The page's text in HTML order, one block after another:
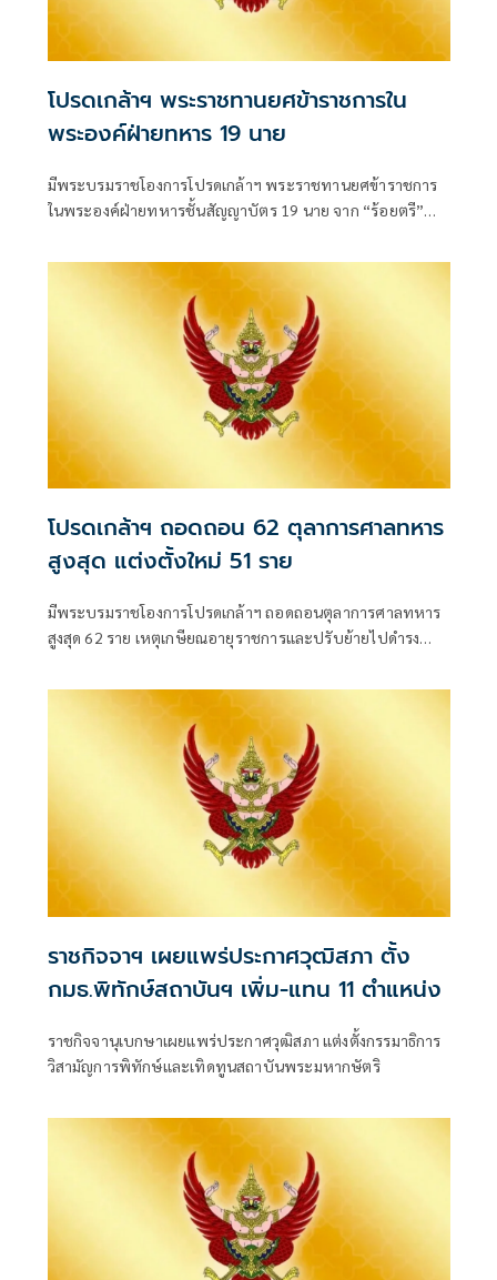
โปรดเกล้าฯ พระราชทานยศข้าราชการใน
พระองค์ฝ่ายทหาร 19 นาย
มีพระบรมราชโองการโปรดเกล้าฯ พระราชทานยศข้าราชการ
ในพระองค์ฝ่ายทหารชั้นสัญญาบัตร 19 นาย จาก “ร้อยตรี”
โปรดเกล้าฯ ถอดถอน 62 ตุลาการศาลทหาร
สูงสุด แต่งตั้งใหม่ 51 ราย
มีพระบรมราชโองการโปรดเกล้าฯ ถอดถอนตุลาการศาลทหาร
สูงสุด 62 ราย เหตุเกษียณอายุราชการและปรับย้ายไปดำรง
แทน 51 ราย
ราชกิจจาฯ เผยแพร่ประกาศวุฒิสภา ตั้ง
กมธ.พิทักษ์สถาบันฯ เพิ่ม-แทน 11 ตำแหน่ง
ราชกิจจานุเบกษาเผยแพร่ประกาศวุฒิสภา แต่งตั้งกรรมาธิการ
วิสามัญการพิทักษ์และเทิดทูนสถาบันพระมหากษัตริ